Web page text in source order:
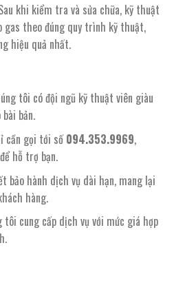
khi kiểm tra và sửa chữa, kỹ thuật
gas theo đúng quy trình kỹ thuật,
hiệu quả nhất.
tôi có đội ngũ kỹ thuật viên giàu
bản.
cần gọi tới số094.353.9969,
hỗ trợ bạn.
bảo hành dịch vụ dài hạn, mang lại
hàng.
tôi cung cấp dịch vụ với mức giá hợp